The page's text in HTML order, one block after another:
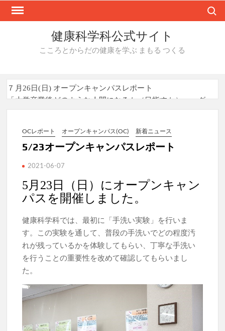
Skip
健康科学科公式サイト
こころとからだの健康を学ぶ まもる つくる
７月26日(日) オープンキャンパスレポート
「大学卒業後どのような人間になるか（目指すか）」～グ
ループワークを通して～
が、Journal of Translational Medicine （2026年7月27日）に
掲載されました
「環境衛生実習」の授業で株式会社メイワパックスの工場
OCレポート オープンキャンパス(OC) 新着ニュース
5/23オープンキャンパスレポート
2021-06-07
5月23日（日）にオープンキャン
パスを開催しました。
健康科学科では、最初に「手洗い実験」を行いま
す。この実験を通して、普段の手洗いでどの程度汚
れが残っているかを体験してもらい、丁寧な手洗い
を行うことの重要性を改めて確認してもらいまし
た。